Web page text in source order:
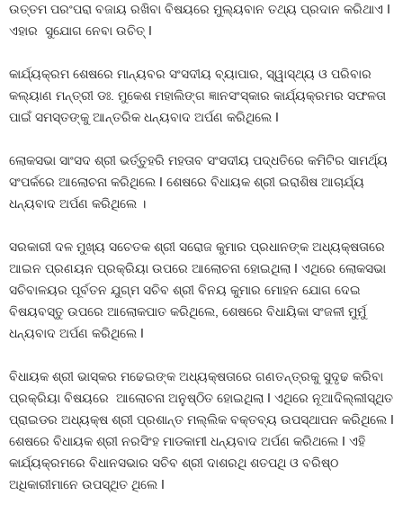
ଉତ୍ତମ ପରଂପରା ବଜାୟ ରଖିବା ବିଷୟରେ ମୁଲ୍ୟବାନ ତଥ୍ୟ ପ୍ରଦାନ କରିଥାଏ I
ଏହାର ସୁଯୋଗ ନେବା ଉଚିତ୍ I
କାର୍ଯ୍ୟକ୍ରମ ଶେଷରେ ମାନ୍ୟବର ସଂସଦୀୟ ବ୍ୟାପାର, ସ୍ୱାସ୍ଥ୍ୟ ଓ ପରିବାର
କଲ୍ୟାଣ ମନ୍ତ୍ରୀ ଡଃ. ମୁକେଶ ମହାଲିଙ୍ଗ ଜ୍ଞାନସଂସ୍କାର କାର୍ଯ୍ୟକ୍ରମର ସଫଳତା
ପାଇଁ ସମସ୍ତଙ୍କୁ ଆନ୍ତରିକ ଧନ୍ୟବାଦ ଅର୍ପଣ କରିଥିଲେ I
ଲୋକସଭା ସାଂସଦ ଶ୍ରୀ ଭର୍ତ୍ତୁହରି ମହତାବ ସଂସଦୀୟ ପଦ୍ଧତିରେ କମିଟିର ସାମର୍ଥ୍ୟ
ସଂପର୍କରେ ଆଲୋଚନା କରିଥିଲେ I ଶେଷରେ ବିଧାୟକ ଶ୍ରୀ ଇରାଶିଷ ଆଚାର୍ଯ୍ୟ
ଧନ୍ୟବାଦ ଅର୍ପଣ କରିଥିଲେ ।
ସରକାରୀ ଦଳ ମୁଖ୍ୟ ସଚେତକ ଶ୍ରୀ ସରୋଜ କୁମାର ପ୍ରଧାନଙ୍କ ଅଧ୍ୟକ୍ଷତାରେ
ଆଇନ ପ୍ରଣୟନ ପ୍ରକ୍ରିୟା ଉପରେ ଆଲୋଚନା ହୋଇଥିଲା I ଏଥିରେ ଲୋକସଭା
ସଚିବାଳୟର ପୂର୍ବତନ ଯୁଗ୍ମ ସଚିବ ଶ୍ରୀ ବିନୟ କୁମାର ମୋହନ ଯୋଗ ଦେଇ
ବିଷୟବସ୍ତୁ ଉପରେ ଆଲୋକପାତ କରିଥିଲେ, ଶେଷରେ ବିଧାୟିକା ସଂଜଳୀ ମୁର୍ମୁ
ଧନ୍ୟବାଦ ଅର୍ପଣ କରିଥିଲେ I
ବିଧାୟକ ଶ୍ରୀ ଭାସ୍କର ମଢେଇଙ୍କ ଅଧ୍ୟକ୍ଷତାରେ ଗଣତନ୍ତ୍ରକୁ ସୁଦୃଢ କରିବା
ପ୍ରକ୍ରିୟା ବିଷୟରେ ଆଲୋଚନା ଅନୁଷ୍ଠିତ ହୋଇଥିଲା I ଏଥିରେ ନୂଆଦିଲ୍ଲୀସ୍ଥିତ
ପ୍ରାଇଡର ଅଧ୍ୟକ୍ଷ ଶ୍ରୀ ପ୍ରଶାନ୍ତ ମଲ୍ଲିକ ବକ୍ତବ୍ୟ ଉପସ୍ଥାପନ କରିଥିଲେ I
ଶେଷରେ ବିଧାୟକ ଶ୍ରୀ ନରସିଂହ ମାଡକାମୀ ଧନ୍ୟବାଦ ଅର୍ପଣ କରିଥଲେ I ଏହି
କାର୍ଯ୍ୟକ୍ରମରେ ବିଧାନସଭାର ସଚିବ ଶ୍ରୀ ଦାଶରଥି ଶତପଥି ଓ ବରିଷ୍ଠ
ଅଧିକାରୀମାନେ ଉପସ୍ଥିତ ଥିଲେ I